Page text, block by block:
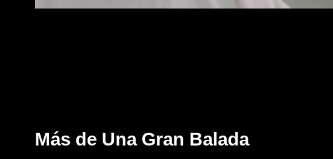
Más de Una Gran Balada